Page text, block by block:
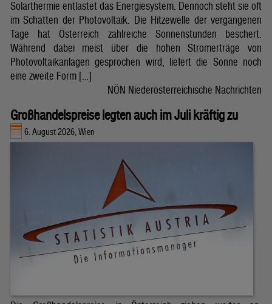
Solarthermie entlastet das Energiesystem. Dennoch steht sie oft
im Schatten der Photovoltaik. Die Hitzewelle der vergangenen
Tage hat Österreich zahlreiche Sonnenstunden beschert.
Während dabei meist über die hohen Stromerträge von
Photovoltaikanlagen gesprochen wird, liefert die Sonne noch
eine zweite Form […]
NÖN Niederösterreichische Nachrichten
Großhandelspreise legten auch im Juli kräftig zu
6. August 2026, Wien